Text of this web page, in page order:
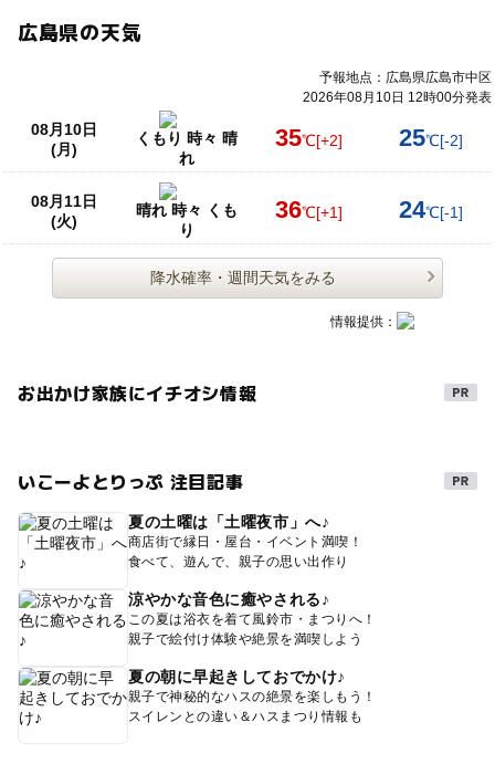
広島県の天気
予報地点：広島県広島市中区
2026年08月10日 12時00分発表
08月10日
(月)
くもり 時々 晴
れ
35℃[+2] 25℃[-2]
08月11日
(火)
晴れ 時々 くも
り
36℃[+1] 24℃[-1]
降水確率・週間天気をみる
情報提供：
お出かけ家族にイチオシ情報
いこーよとりっぷ 注目記事
夏の土曜は「土曜夜市」へ♪
商店街で縁日・屋台・イベント満喫！
食べて、遊んで、親子の思い出作り
涼やかな音色に癒やされる♪
この夏は浴衣を着て風鈴市・まつりへ！
親子で絵付け体験や絶景を満喫しよう
夏の朝に早起きしておでかけ♪
親子で神秘的なハスの絶景を楽しもう！
スイレンとの違い＆ハスまつり情報も